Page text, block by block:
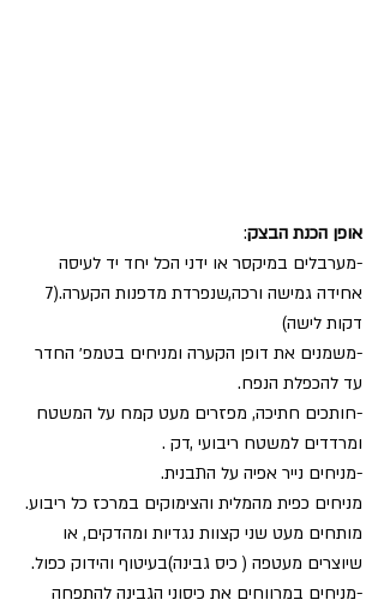
אופן הכנת הבצק:
-מערבלים במיקסר או ידני הכל יחד יד לעיסה
דקות לישה)
-משמנים את דופן הקערה ומניחים בטמפ׳ החדר
עד להכפלת הנפח.
-חותכים חתיכה, מפזרים מעט קמח על המשטח
ומרדדים למשטח ריבועי ,דק .
-מניחים נייר אפיה על התבנית.
מניחים כפית מהמלית והצימוקים במרכז כל ריבוע.
מותחים מעט שני קצוות נגדיות ומהדקים, או
שיוצרים מעטפה ( כיס גבינה)בעיטוף והידוק כפול.
-מניחים במרווחים את כיסוני הגבינה להתפחה